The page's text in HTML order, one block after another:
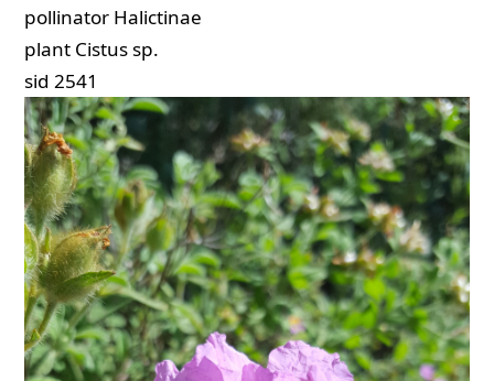
pollinator Halictinae
plant Cistus sp.
sid 2541